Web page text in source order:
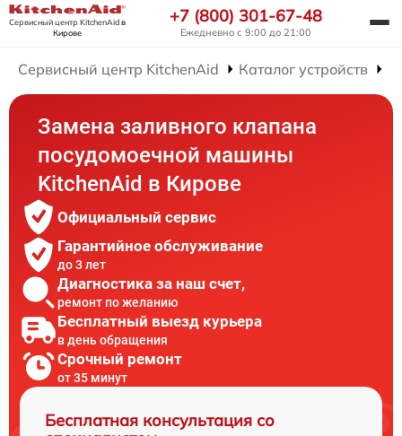
Сервисный центр KitchenAidв
Кирове
+7 (800) 301-67-48
Ежедневно с 9:00 до 21:00
Сервисный центр KitchenAid Каталог устройств
Замена заливного клапана
посудомоечной машины
KitchenAid в Кирове
Официальный сервис
Гарантийное обслуживание
до 3 лет
Диагностика за наш счет,
ремонт по желанию
Бесплатный выезд курьера
в день обращения
Срочный ремонт
от 35 минут
Бесплатная консультация со